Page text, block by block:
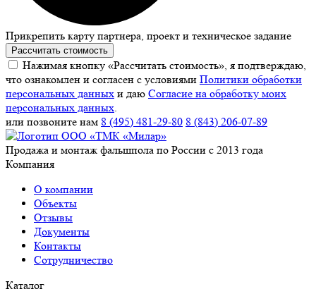
Прикрепить карту партнера, проект и техническое задание
Рассчитать стоимость
Нажимая кнопку «Рассчитать стоимость», я подтверждаю,
что ознакомлен и согласен с условиями Политики обработки
персональных данных и даю Согласие на обработку моих
персональных данных.
или позвоните нам 8 (495) 481-29-80 8 (843) 206-07-89
Продажа и монтаж фальшпола по России с 2013 года
Компания
О компании
Объекты
Отзывы
Документы
Контакты
Сотрудничество
Каталог